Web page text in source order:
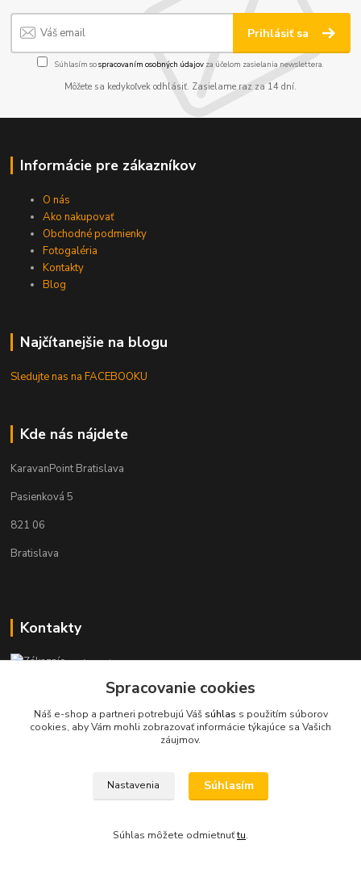
Prihlásiť sa
Súhlasím sospracovaním osobných údajov za účelom zasielania newslettera.
Môžete sa kedykoľvek odhlásiť. Zasielame raz za 14 dní.
Informácie pre zákazníkov
O nás
Ako nakupovať
Obchodné podmienky
Fotogaléria
Kontakty
Blog
Najčítanejšie na blogu
Sledujte nas na FACEBOOKU
Kde nás nájdete
KaravanPoint Bratislava
Pasienková 5
821 06
Bratislava
Kontakty
Zákaznícka podpora KaravanPoint
+421902309993
(Po-Pia, 9-18 hod.)
info@karavanpoint.sk
Spracovanie cookies
Náš e-shop a partneri potrebujú Váš súhlas s použitím súborov
cookies, aby Vám mohli zobrazovať informácie týkajúce sa Vašich
záujmov.
Nastavenia Súhlasím
Súhlas môžete odmietnuťtu.